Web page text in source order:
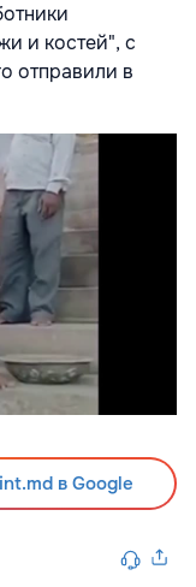
и костей", с
отправили в
в Google